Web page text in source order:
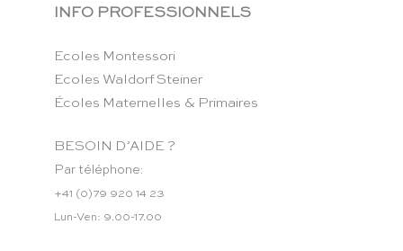
INFO PROFESSIONNELS
Ecoles Montessori
Ecoles Waldorf Steiner
Écoles Maternelles & Primaires
BESOIN D’AIDE ?
Par téléphone:
+41 (0)79 920 14 23
Lun-Ven: 9.00-17.00